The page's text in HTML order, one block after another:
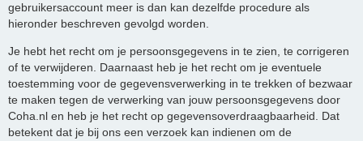
gebruikersaccount meer is dan kan dezelfde procedure als
hieronder beschreven gevolgd worden.
Je hebt het recht om je persoonsgegevens in te zien, te corrigeren
of te verwijderen. Daarnaast heb je het recht om je eventuele
toestemming voor de gegevensverwerking in te trekken of bezwaar
te maken tegen de verwerking van jouw persoonsgegevens door
Coha.nl en heb je het recht op gegevensoverdraagbaarheid. Dat
betekent dat je bij ons een verzoek kan indienen om de